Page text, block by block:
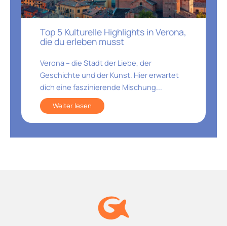
Top 5 Kulturelle Highlights in Verona,
die du erleben musst
Verona – die Stadt der Liebe, der
Geschichte und der Kunst. Hier erwartet
dich eine faszinierende Mischung...
Weiter lesen